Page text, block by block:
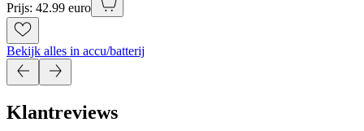
Prijs: 42.99 euro
Bekijk alles in accu/batterij
Klantreviews